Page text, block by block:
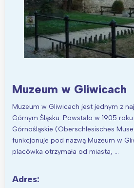
Muzeum w Gliwicach
Muzeum w Gliwicach jest jednym z
Górnym Śląsku. Powstało w 1905
Górnośląskie (Oberschlesisches
funkcjonuje pod nazwą Muzeum w
placówka otrzymała od miasta, …
Adres:
Warszawa
Łódź
Trójmiasto
Wybieram